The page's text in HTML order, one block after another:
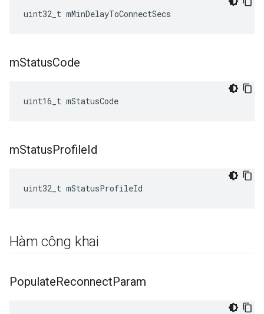
uint32_t mMinDelayToConnectSecs
mStatusCode
uint16_t mStatusCode
mStatusProfileId
uint32_t mStatusProfileId
Hàm công khai
PopulateReconnectParam